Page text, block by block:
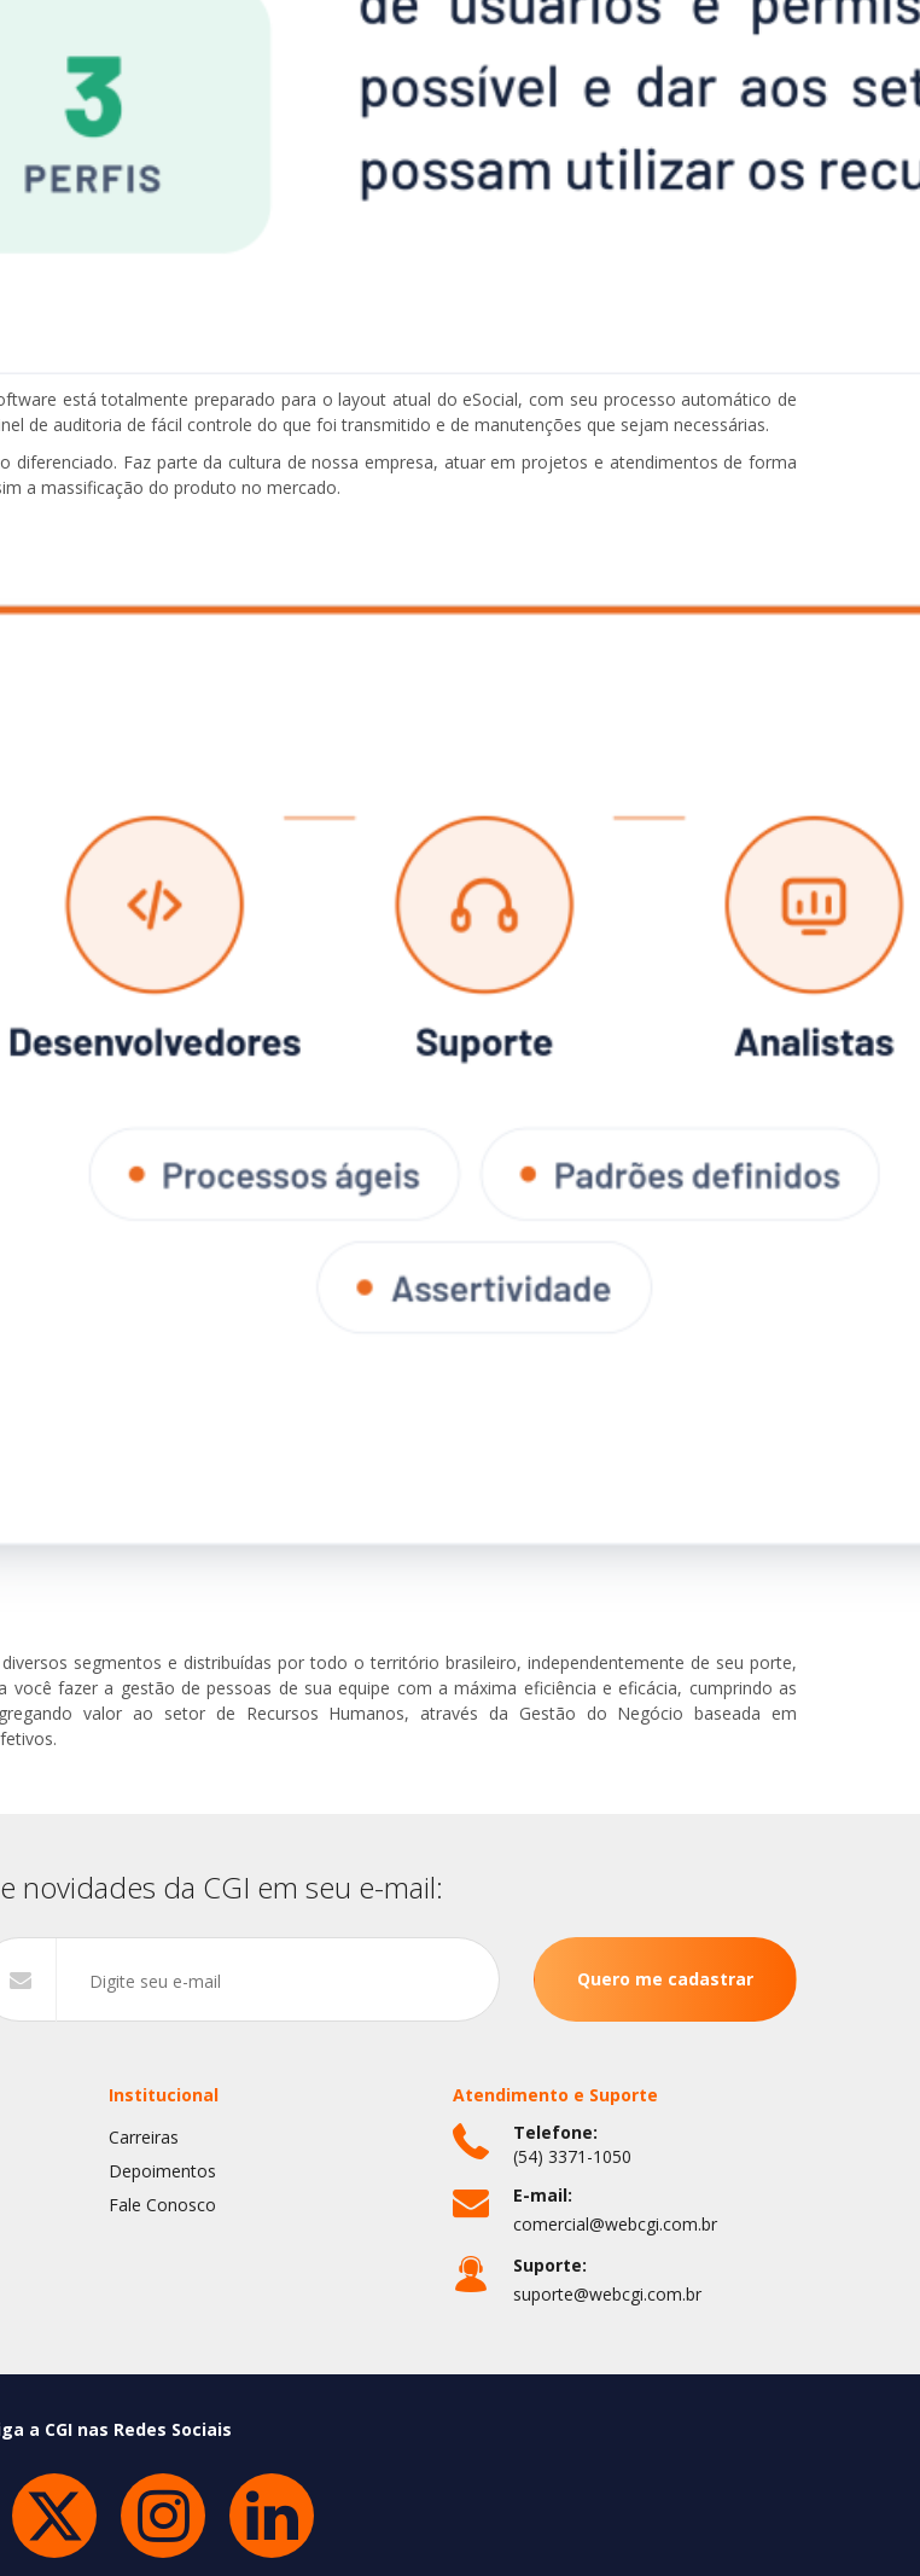
está totalmente preparado para o layout atual do eSocial, com seu processo automático de
de auditoria de fácil controle do que foi transmitido e de manutenções que sejam necessárias.
diferenciado. Faz parte da cultura de nossa empresa, atuar em projetos e atendimentos de forma
a massificação do produto no mercado.
segmentos e distribuídas por todo o território brasileiro, independentemente de seu porte,
você fazer a gestão de pessoas de sua equipe com a máxima eficiência e eficácia, cumprindo as
valor ao setor de Recursos Humanos, através da Gestão do Negócio baseada em
novidades da CGI em seu e-mail:
Institucional
Carreiras
Depoimentos
Fale Conosco
Atendimento e Suporte
Telefone:
(54) 3371-1050
E-mail:
comercial@webcgi.com.br
Suporte:
suporte@webcgi.com.br
a CGI nas Redes Sociais